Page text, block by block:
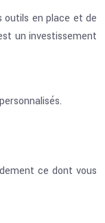
outils en place et de
un investissement
ce dont vous